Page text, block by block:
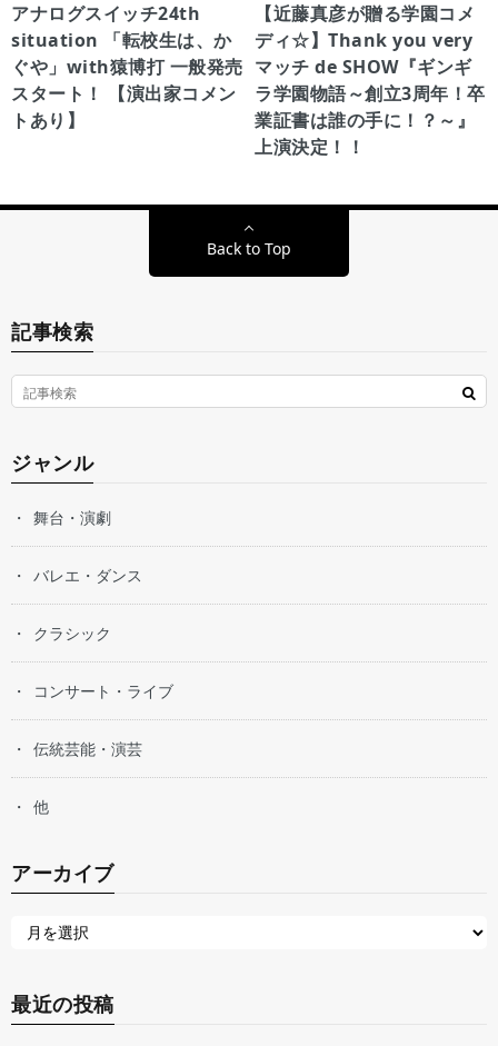
アナログスイッチ24th
situation 「転校生は、か
ぐや」with猿博打 一般発売
スタート！ 【演出家コメン
トあり】
【近藤真彦が贈る学園コメ
ディ☆】Thank you very
マッチ de SHOW『ギンギ
ラ学園物語～創立3周年！卒
業証書は誰の手に！？～』
上演決定！！
Back to Top
記事検索
ジャンル
舞台・演劇
バレエ・ダンス
クラシック
コンサート・ライブ
伝統芸能・演芸
他
アーカイブ
最近の投稿